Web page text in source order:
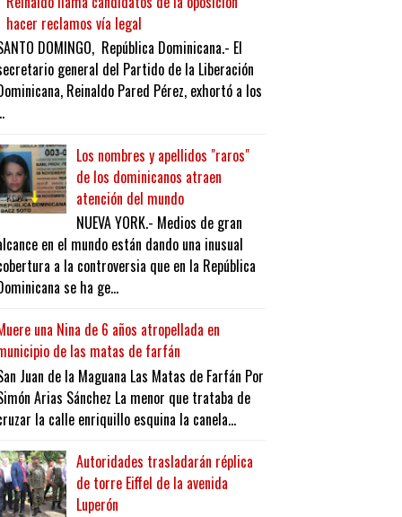
hacer reclamos vía legal
DOMINGO, República Dominicana.- El
general del Partido de la Liberación
Reinaldo Pared Pérez, exhortó a los
Los nombres y apellidos "raros"
de los dominicanos atraen
atención del mundo
NUEVA YORK.- Medios de gran
en el mundo están dando una inusual
a la controversia que en la República
se ha ge...
una Nina de 6 años atropellada en
de las matas de farfán
Juan de la Maguana Las Matas de Farfán Por
Arias Sánchez La menor que trataba de
la calle enriquillo esquina la canela...
Autoridades trasladarán réplica
de torre Eiffel de la avenida
Luperón